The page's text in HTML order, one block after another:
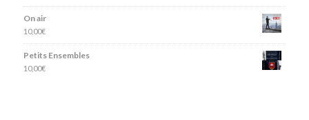
On air
10,00€
Petits Ensembles
10,00€